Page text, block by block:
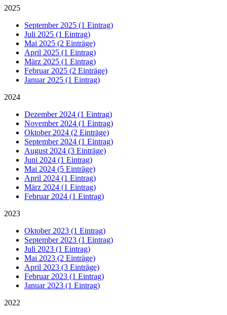
2025
September 2025 (1 Eintrag)
Juli 2025 (1 Eintrag)
Mai 2025 (2 Einträge)
April 2025 (1 Eintrag)
März 2025 (1 Eintrag)
Februar 2025 (2 Einträge)
Januar 2025 (1 Eintrag)
2024
Dezember 2024 (1 Eintrag)
November 2024 (1 Eintrag)
Oktober 2024 (2 Einträge)
September 2024 (1 Eintrag)
August 2024 (3 Einträge)
Juni 2024 (1 Eintrag)
Mai 2024 (5 Einträge)
April 2024 (1 Eintrag)
März 2024 (1 Eintrag)
Februar 2024 (1 Eintrag)
2023
Oktober 2023 (1 Eintrag)
September 2023 (1 Eintrag)
Juli 2023 (1 Eintrag)
Mai 2023 (2 Einträge)
April 2023 (3 Einträge)
Februar 2023 (1 Eintrag)
Januar 2023 (1 Eintrag)
2022